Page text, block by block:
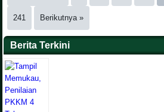
241 Berikutnya »
Berita Terkini